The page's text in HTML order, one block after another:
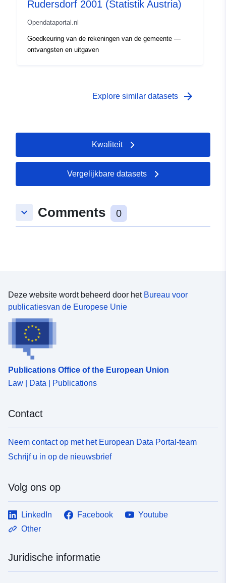
Rudersdorf 2001 (Statistik Austria)
Opendataportal.nl
Goedkeuring van de rekeningen van de gemeente —
ontvangsten en uitgaven
Explore similar datasets arrow_forward
Kwaliteit
Vergelijkbare datasets
keyboard_arrow_down Comments 0
Deze website wordt beheerd door het Bureau voor
publicatiesvan de Europese Unie
Publications Office of the European Union
Law | Data | Publications
Contact
Neem contact op met het European Data Portal-team
Schrijf u in op de nieuwsbrief
Volg ons op
LinkedIn Facebook
Youtube
Other
Juridische informatie